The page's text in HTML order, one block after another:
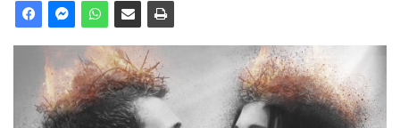
n
a
n
e
m